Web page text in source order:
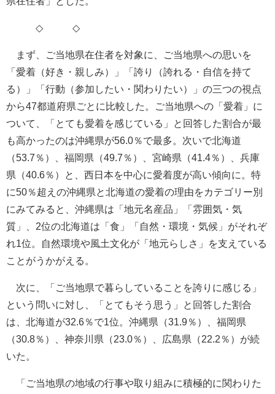
◇ ◇
まず、ご当地県在住者を対象に、ご当地県への思いを
「愛着（好き・親しみ）」「誇り（誇れる・自信を持て
る）」「行動（参加したい・関わりたい）」の三つの視点
から47都道府県ごとに比較した。ご当地県への「愛着」に
ついて、「とても愛着を感じている」と回答した割合が最
も高かったのは沖縄県が56.0％で最多。次いで北海道
（53.7％）、福岡県（49.7％）、宮崎県（41.4％）、兵庫
県（40.6％）と、西日本を中心に愛着度が高い傾向に。特
に50％超えの沖縄県と北海道の愛着の理由をカテゴリー別
にみてみると、沖縄県は「地元名産品」「雰囲気・気
質」、2位の北海道は「食」「自然・環境・気候」がそれぞ
れ1位。自然環境や風土文化が「地元らしさ」を支えている
ことがうかがえる。
次に、「ご当地県で暮らしていることを誇りに感じる」
という問いに対し、「とてもそう思う」と回答した割合
は、北海道が32.6％で1位。沖縄県（31.9％）、福岡県
（30.8％）、神奈川県（23.0％）、広島県（22.2％）が続
いた。
「ご当地県の地域の行事や取り組みに積極的に関わりた